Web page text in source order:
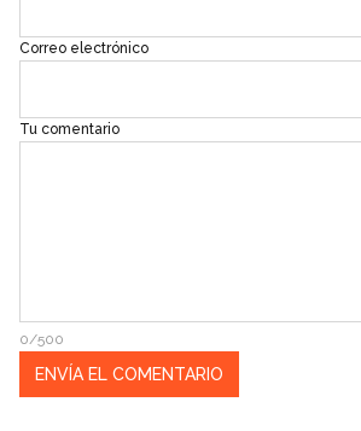
Correo electrónico
Tu comentario
0/500